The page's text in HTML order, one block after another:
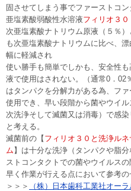
3月31日
【新規掲載！】株式会
を中心に、建物解体工事、産業廃
売買まで一貫対応。周辺環境に配
用までサポート。
3月27日 【新規掲載！】iTeen 湘
心して学べる、小学生・中学生対
です。
3月11日
株式会社クリアス（横
ク等のユニットバスを最大70％
フォームは安心してご相談ください
3月6日
ての葬儀に捉われず故人様、ご遺
円～）をご提案します。一日葬・
2月27日
【新規掲載！】
グルマザー・ひとり親向けの結婚
から成婚まで支援します。無料相談
固させてしまう事でファーストコ
亜塩素酸弱酸性水溶液フィリオ３０
次亜塩素酸ナトリウム原液（５％
も次亜塩素酸ナトリウムに比べ、
幅に軽減され
使い勝手も簡単でしかも、安全性
液で使用はされない。（通常0．02
はタンパクを分解力がある為、フ
使用でき、早い段階から菌やウイ
次洗浄そして滅菌又は消毒）で感
と考える。
滅菌前の【 フィリオ３０と洗浄ル
ム 】は十分な洗浄（タンパクや脂
ストコンタクトでの菌やウイルス
早く作業が行える点において参考の
＞＞＞
（株）日本歯科工業社オー